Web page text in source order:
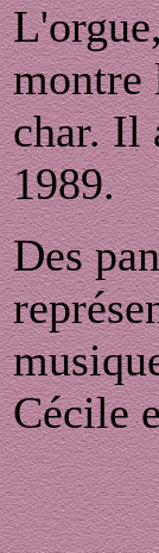
montre
char. Il
1989.
Des
Cécile